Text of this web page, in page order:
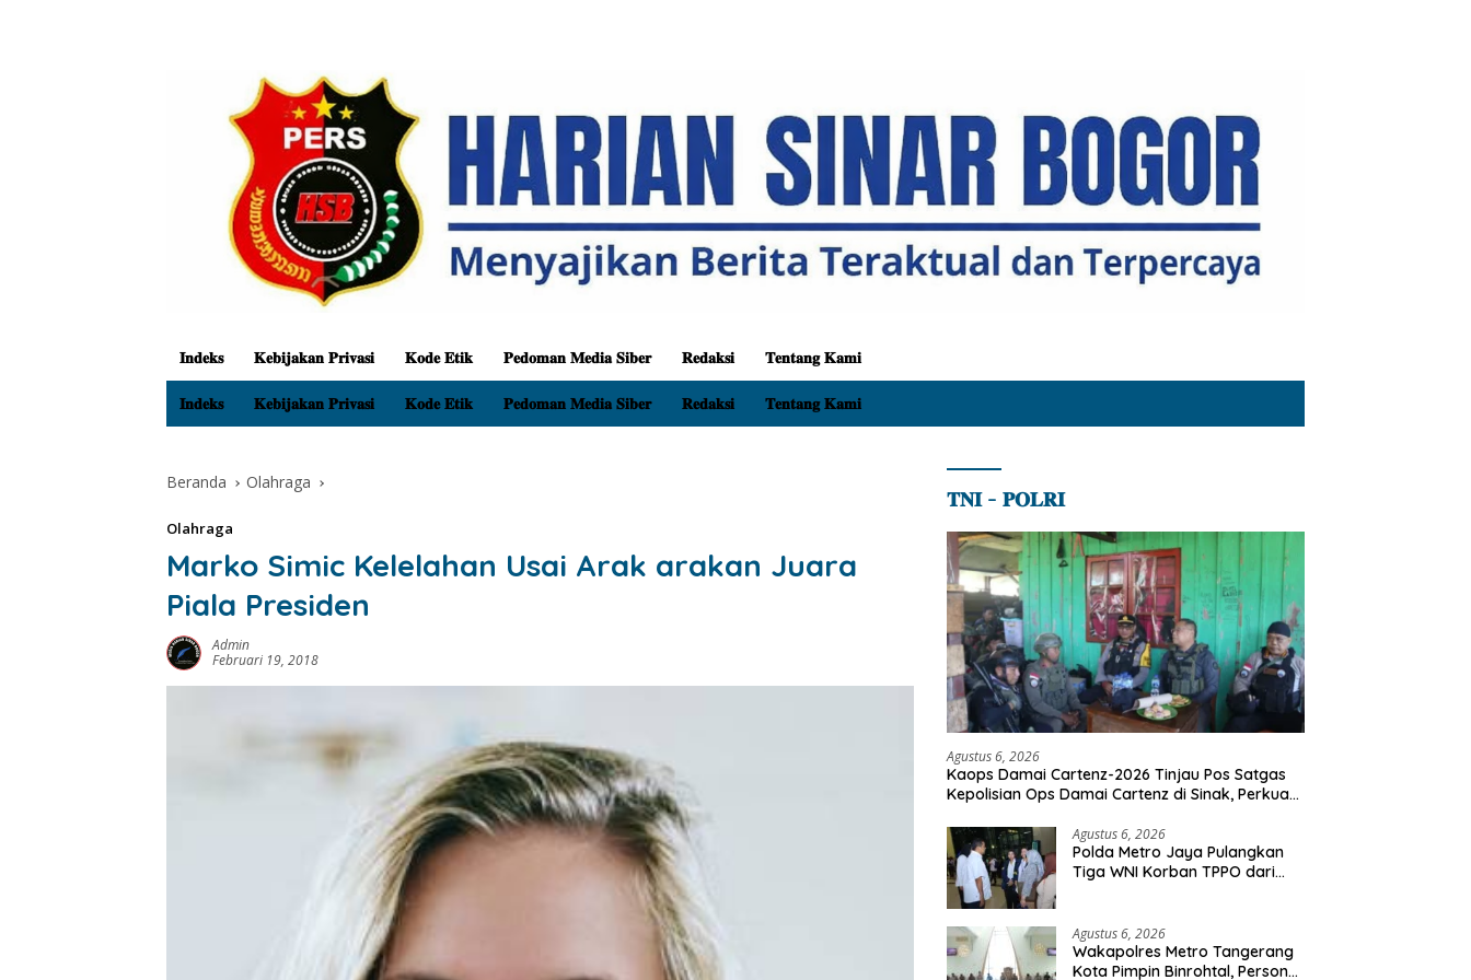
𝐈𝐧𝐝𝐞𝐤𝐬 𝐊𝐞𝐛𝐢𝐣𝐚𝐤𝐚𝐧 𝐏𝐫𝐢𝐯𝐚𝐬𝐢 𝐊𝐨𝐝𝐞 𝐄𝐭𝐢𝐤 𝐏𝐞𝐝𝐨𝐦𝐚𝐧 𝐌𝐞𝐝𝐢𝐚 𝐒𝐢𝐛𝐞𝐫 𝐑𝐞𝐝𝐚𝐤𝐬𝐢 𝐓𝐞𝐧𝐭𝐚𝐧𝐠 𝐊𝐚𝐦𝐢
𝐈𝐧𝐝𝐞𝐤𝐬 𝐊𝐞𝐛𝐢𝐣𝐚𝐤𝐚𝐧 𝐏𝐫𝐢𝐯𝐚𝐬𝐢 𝐊𝐨𝐝𝐞 𝐄𝐭𝐢𝐤 𝐏𝐞𝐝𝐨𝐦𝐚𝐧 𝐌𝐞𝐝𝐢𝐚 𝐒𝐢𝐛𝐞𝐫 𝐑𝐞𝐝𝐚𝐤𝐬𝐢 𝐓𝐞𝐧𝐭𝐚𝐧𝐠 𝐊𝐚𝐦𝐢
Beranda Olahraga
Olahraga
Marko Simic Kelelahan Usai Arak arakan Juara
Piala Presiden
Admin
Februari 19, 2018
𝐓𝐍𝐈 – 𝐏𝐎𝐋𝐑𝐈
Agustus 6, 2026
Kaops Damai Cartenz-2026 Tinjau Pos Satgas
Kepolisian Ops Damai Cartenz di Sinak, Perkuat
Agustus 6, 2026
Polda Metro Jaya Pulangkan
Tiga WNI Korban TPPO dari
Agustus 6, 2026
Wakapolres Metro Tangerang
Kota Pimpin Binrohtal, Personel